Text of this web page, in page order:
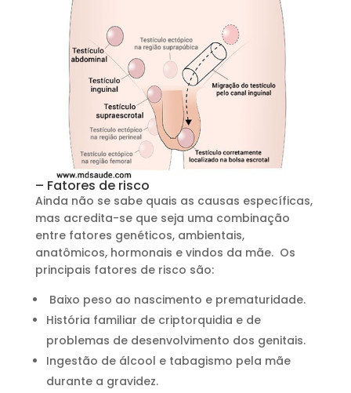
– Fatores de risco
Ainda não se sabe quais as causas específicas,
mas acredita-se que seja uma combinação
entre fatores genéticos, ambientais,
anatômicos, hormonais e vindos da mãe. Os
principais fatores de risco são:
Baixo peso ao nascimento e prematuridade.
História familiar de criptorquidia e de
problemas de desenvolvimento dos genitais.
Ingestão de álcool e tabagismo pela mãe
durante a gravidez.